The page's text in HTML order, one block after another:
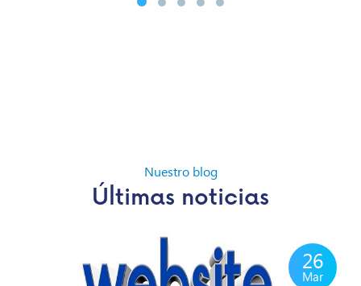
Nuestro blog
Últimas noticias
26
Mar